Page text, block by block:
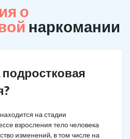
о
наркомании
на стадии
взросления тело человека
изменений, в том числе на